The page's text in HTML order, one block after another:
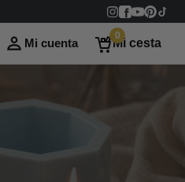
Mi cuenta Mi cesta
0